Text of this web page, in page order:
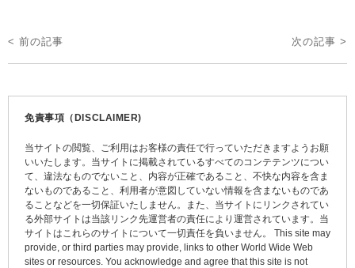
投
稿
< 前の記事 次の記事 >
免責事項（DISCLAIMER)
当サイトの閲覧、ご利用はお客様の責任で行っていただきますようお願
いいたします。当サイトに掲載されているすべてのコンテテンツについ
て、違法なものでないこと、内容が正確であること、不快な内容を含ま
ないものであること、利用者が意図していない情報を含まないものであ
ることなどを一切保証いたしません。また、当サイトにリンクされてい
る外部サイトは当該リンク先運営者の責任により運営されています。当
サイトはこれらのサイトについて一切責任を負いません。 This site may
provide, or third parties may provide, links to other World Wide Web
sites or resources. You acknowledge and agree that this site is not